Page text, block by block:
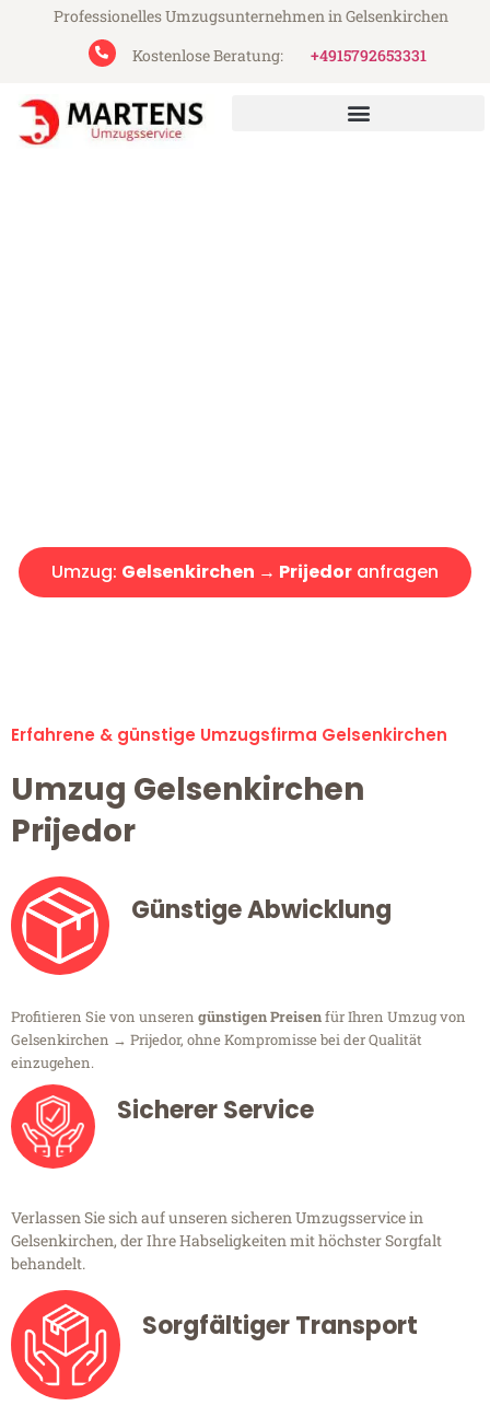
Professionelles Umzugsunternehmen in Gelsenkirchen
Kostenlose Beratung:
+4915792653331
Umzug: Gelsenkirchen → Prijedor anfragen
Erfahrene & günstige Umzugsfirma Gelsenkirchen
Umzug Gelsenkirchen
Prijedor
Günstige Abwicklung
Profitieren Sie von unseren günstigen Preisenfür Ihren Umzug von
Gelsenkirchen → Prijedor, ohne Kompromisse bei der Qualität
einzugehen.
Sicherer Service
Verlassen Sie sich auf unseren sicheren Umzugsservice in
Gelsenkirchen, der Ihre Habseligkeiten mit höchster Sorgfalt
behandelt.
Sorgfältiger Transport